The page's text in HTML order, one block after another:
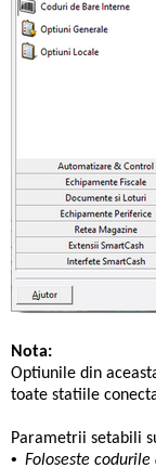
Nota:
Optiunile din
toate statiile
Parametrii setabili
• Foloseste